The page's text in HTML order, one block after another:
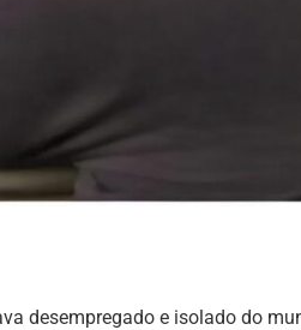
desempregado e isolado do